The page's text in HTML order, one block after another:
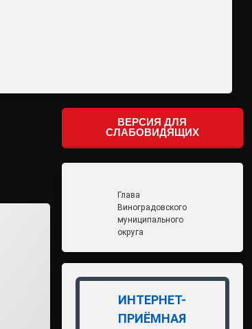
ВЕРСИЯ ДЛЯ
СЛАБОВИДЯЩИХ
Глава
Виноградовского
муниципального
округа
ИНТЕРНЕТ-
ПРИЁМНАЯ